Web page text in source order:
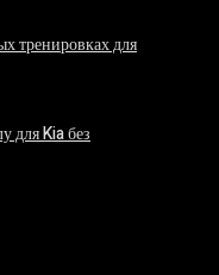
тренировках для
для Kia без